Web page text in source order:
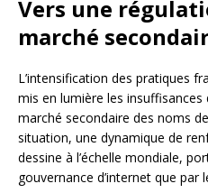
Vers une
marché
L’intensification des pratiques
mis en lumière les
marché secondaire des noms
situation, une dynamique de
dessine à l’échelle mondiale,
gouvernance d’internet que par